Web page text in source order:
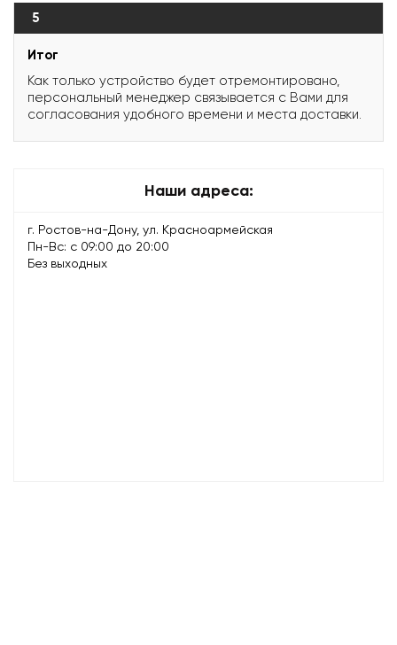
5
Итог
Как только устройство будет отремонтировано,
персональный менеджер связывается с Вами для
согласования удобного времени и места доставки.
Наши адреса:
г. Ростов-на-Дону, ул. Красноармейская
Пн-Вс: с 09:00 до 20:00
Без выходных